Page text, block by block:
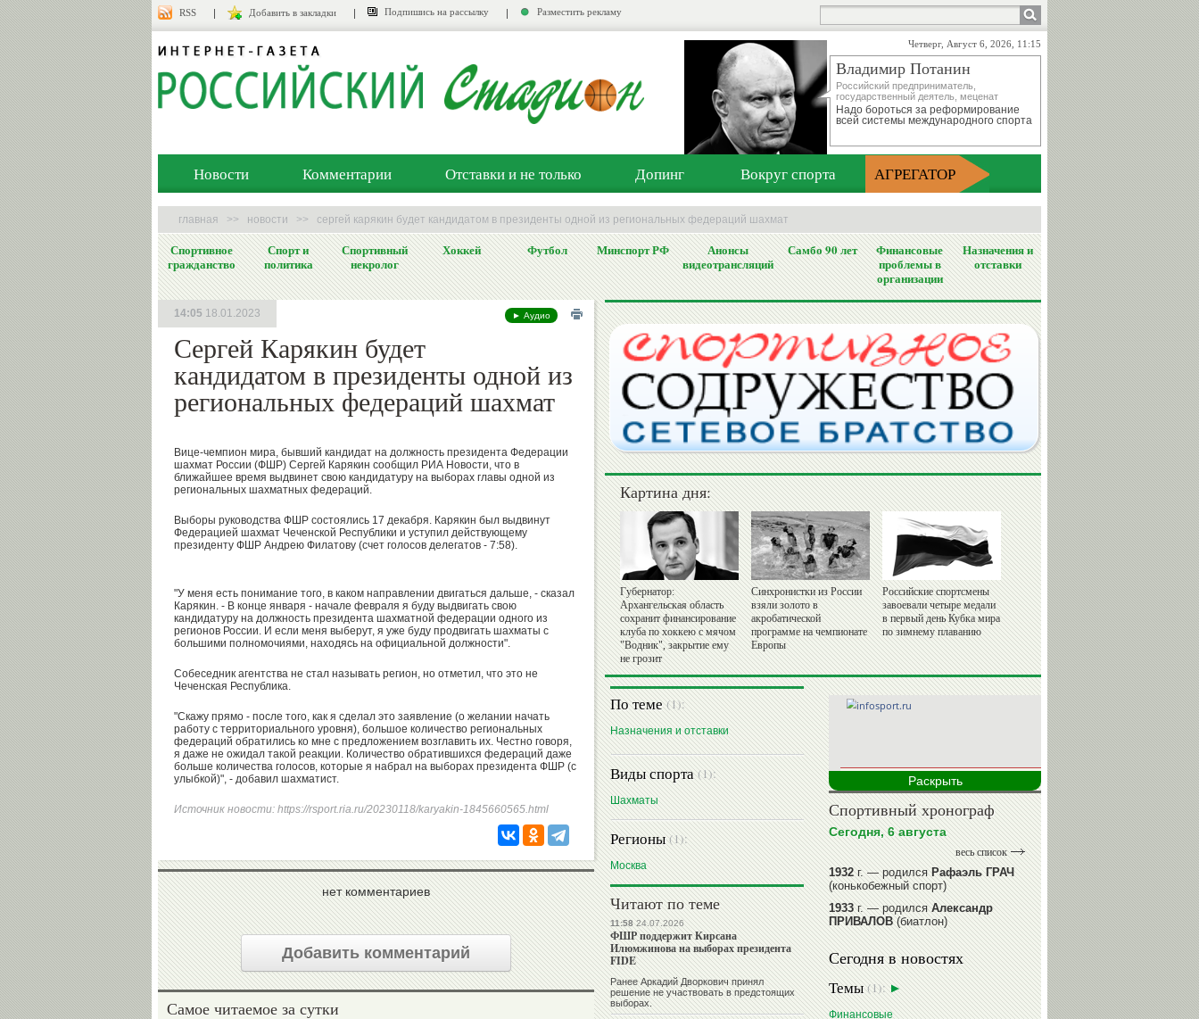
RSS Добавить в закладки Подпишись на рассылку Разместить рекламу
Четверг, Август 6, 2026, 11:15
Владимир Потанин
Российский предприниматель,
государственный деятель, меценат
Надо бороться за реформирование
всей системы международного спорта
Новости Комментарии Отставки и не только Допинг Вокруг спорта АГРЕГАТОР
главная >> новости >> сергей карякин будет кандидатом в президенты одной из региональных федераций шахмат
Спортивное
гражданство
Спорт и
политика
Спортивный
некролог
Хоккей Футбол Минспорт РФ
Анонсы
видеотрансляций
Самбо 90 лет
Финансовые
проблемы в
организации
Назначения и
отставки
► Аудио
Сергей Карякин будет
кандидатом в президенты одной из
региональных федераций шахмат
14:05 18.01.2023
Вице-чемпион мира, бывший кандидат на должность президента Федерации
шахмат России (ФШР) Сергей Карякин сообщил РИА Новости, что в
ближайшее время выдвинет свою кандидатуру на выборах главы одной из
региональных шахматных федераций.
Выборы руководства ФШР состоялись 17 декабря. Карякин был выдвинут
Федерацией шахмат Чеченской Республики и уступил действующему
президенту ФШР Андрею Филатову (счет голосов делегатов - 7:58).
"У меня есть понимание того, в каком направлении двигаться дальше, - сказал
Карякин. - В конце января - начале февраля я буду выдвигать свою
кандидатуру на должность президента шахматной федерации одного из
регионов России. И если меня выберут, я уже буду продвигать шахматы с
большими полномочиями, находясь на официальной должности".
Собеседник агентства не стал называть регион, но отметил, что это не
Чеченская Республика.
"Скажу прямо - после того, как я сделал это заявление (о желании начать
работу с территориального уровня), большое количество региональных
федераций обратились ко мне с предложением возглавить их. Честно говоря,
я даже не ожидал такой реакции. Количество обратившихся федераций даже
больше количества голосов, которые я набрал на выборах президента ФШР (с
улыбкой)", - добавил шахматист.
Источник новости: https://rsport.ria.ru/20230118/karyakin-1845660565.html
нет комментариев
Добавить комментарий
Самое читаемое за сутки
Картина дня:
Губернатор:
Архангельская область
сохранит финансирование
клуба по хоккею с мячом
"Водник", закрытие ему
не грозит
Синхронистки из России
взяли золото в
акробатической
программе на чемпионате
Европы
Российские спортсмены
завоевали четыре медали
в первый день Кубка мира
по зимнему плаванию
По теме(1):
Назначения и отставки
Виды спорта(1):
Шахматы
Регионы(1):
Москва
Читают по теме
11:5824.07.2026
ФШР поддержит Кирсана
Илюмжинова на выборах президента
FIDE
Ранее Аркадий Дворкович принял
решение не участвовать в предстоящих
выборах.
Раскрыть
Спортивный хронограф
Сегодня, 6 августа
весь список
1932г. — родилсяРафаэль ГРАЧ
(конькобежный спорт)
1933г. — родилсяАлександр
ПРИВАЛОВ(биатлон)
1939г. — родилсяАнатолий
ИОНОВ(хоккей)
1939г. — родилсяАнатолий
ЦАРИК(борьба вольная)
1946г. — родилсяВиктор
Сегодня в новостях
Темы(1):
Финансовые